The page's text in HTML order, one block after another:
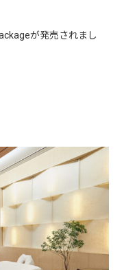
が発売されまし